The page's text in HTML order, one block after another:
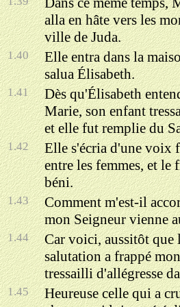
alla en hâte vers les
ville de Juda.
1.40
Elle entra dans la
salua Élisabeth.
1.41
Dès qu'Élisabeth
Marie, son enfant
et elle fut remplie du
1.42
Elle s'écria d'une voix
entre les femmes, et le
béni.
1.43
Comment m'est-il
mon Seigneur vienne
1.44
Car voici, aussitôt que
salutation a frappé
tressailli d'allégresse
1.45
Heureuse celle qui a